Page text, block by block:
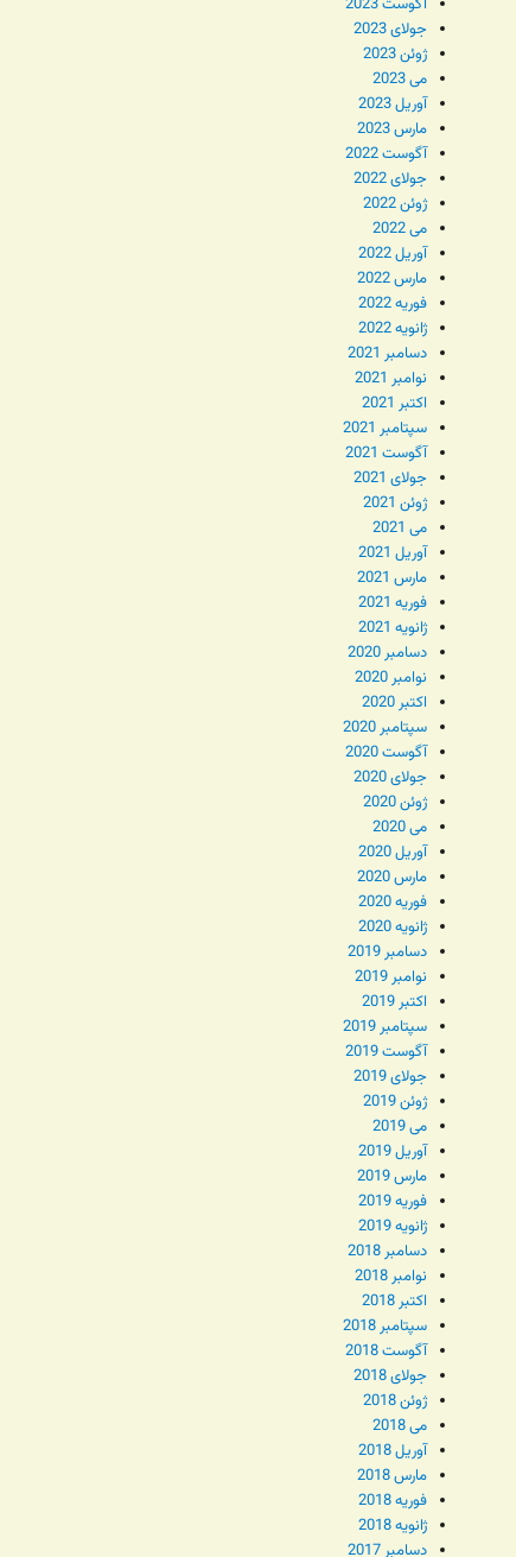
آگوست 2023
جولای 2023
ژوئن 2023
می 2023
آوریل 2023
مارس 2023
آگوست 2022
جولای 2022
ژوئن 2022
می 2022
آوریل 2022
مارس 2022
فوریه 2022
ژانویه 2022
دسامبر 2021
نوامبر 2021
اکتبر 2021
سپتامبر 2021
آگوست 2021
جولای 2021
ژوئن 2021
می 2021
آوریل 2021
مارس 2021
فوریه 2021
ژانویه 2021
دسامبر 2020
نوامبر 2020
اکتبر 2020
سپتامبر 2020
آگوست 2020
جولای 2020
ژوئن 2020
می 2020
آوریل 2020
مارس 2020
فوریه 2020
ژانویه 2020
دسامبر 2019
نوامبر 2019
اکتبر 2019
سپتامبر 2019
آگوست 2019
جولای 2019
ژوئن 2019
می 2019
آوریل 2019
مارس 2019
فوریه 2019
ژانویه 2019
دسامبر 2018
نوامبر 2018
اکتبر 2018
سپتامبر 2018
آگوست 2018
جولای 2018
ژوئن 2018
می 2018
آوریل 2018
مارس 2018
فوریه 2018
ژانویه 2018
دسامبر 2017